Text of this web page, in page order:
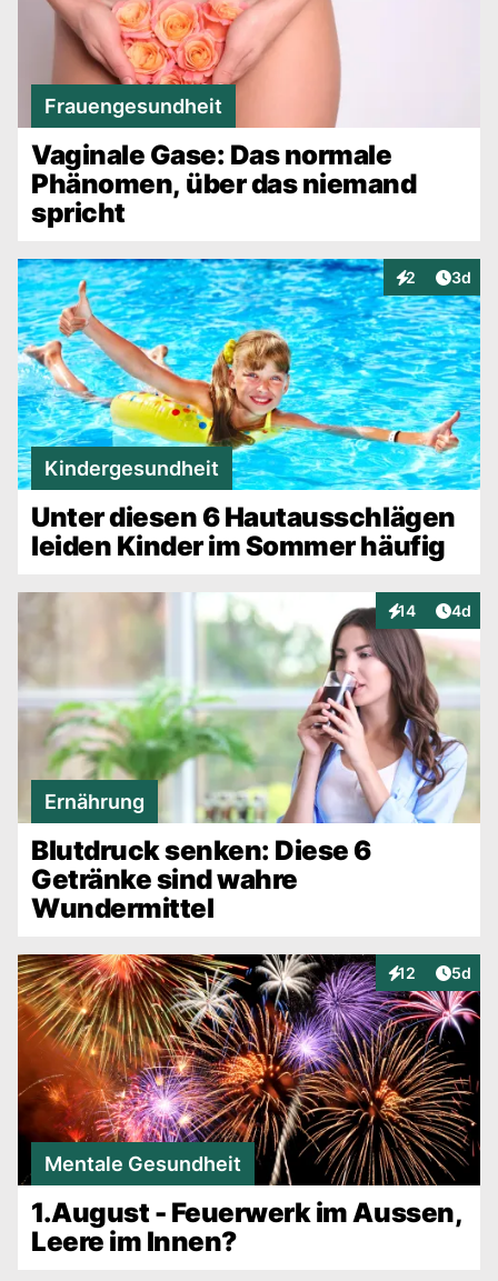
Frauengesundheit
Vaginale Gase: Das normale
Phänomen, über das niemand
spricht
2
Interaktionen
3d
Kindergesundheit
Unter diesen 6 Hautausschlägen
leiden Kinder im Sommer häufig
14
Interaktionen
4d
Ernährung
Blutdruck senken: Diese 6
Getränke sind wahre
Wundermittel
12
Interaktionen
5d
Mentale Gesundheit
1.August - Feuerwerk im Aussen,
Leere im Innen?